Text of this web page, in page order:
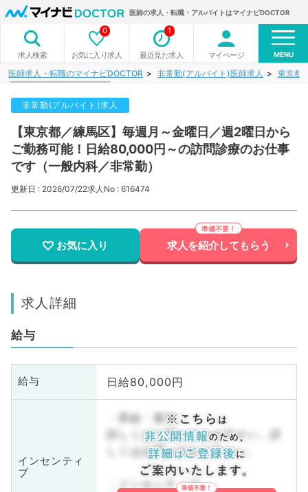
医師の求人・転職・アルバイトはマイナビDOCTOR
求人検索 お気に入り求人
0
最近見た求人
1
マイページ MENU
医師求人・転職のマイナビDOCTOR 非常勤(アルバイト)医師求人 東京都
非常勤(アルバイト)求人
【東京都／練馬区】毎週月～金曜日／週2曜日から
ご勤務可能！日給80,000円～の訪問診療のお仕事
です（一般内科／非常勤）
更新日 : 2026/07/22求人No : 616474
お気に入り 求人を紹介してもらう
求人詳細
給与
給与 日給80,000円
インセンティ
ブ
・昇給・賞与
詳しくはお問い合わせ下さい。詳
しくはお問い合わせ下さい。
・インセンティブ